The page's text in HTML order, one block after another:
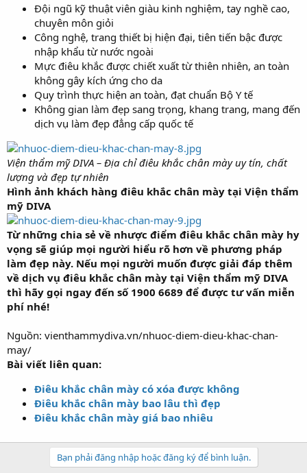
Đội ngũ kỹ thuật viên giàu kinh nghiệm, tay nghề cao,
chuyên môn giỏi
Công nghệ, trang thiết bị hiện đại, tiên tiến bậc được
nhập khẩu từ nước ngoài
Mực điêu khắc được chiết xuất từ thiên nhiên, an toàn
không gây kích ứng cho da
Quy trình thực hiện an toàn, đạt chuẩn Bộ Y tế
Không gian làm đẹp sang trọng, khang trang, mang đến
dịch vụ làm đẹp đẳng cấp quốc tế
Viện thẩm mỹ DIVA – Địa chỉ điêu khắc chân mày uy tín, chất
lượng và đẹp tự nhiên
Hình ảnh khách hàng điêu khắc chân mày tại Viện thẩm
mỹ DIVA
Từ những chia sẻ về nhược điểm điêu khắc chân mày hy
vọng sẽ giúp mọi người hiểu rõ hơn về phương pháp
làm đẹp này. Nếu mọi người muốn được giải đáp thêm
về dịch vụ điêu khắc chân mày tại Viện thẩm mỹ DIVA
thì hãy gọi ngay đến số 1900 6689 để được tư vấn miễn
phí nhé!
Nguồn: vienthammydiva.vn/nhuoc-diem-dieu-khac-chan-
may/
Bài viết liên quan:
Điêu khắc chân mày có xóa được không
Điêu khắc chân mày bao lâu thì đẹp
Điêu khắc chân mày giá bao nhiêu
Bạn phải đăng nhập hoặc đăng ký để bình luận.